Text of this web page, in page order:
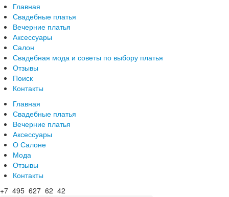
Главная
Свадебные платья
Вечерние платья
Аксессуары
Салон
Свадебная мода и советы по выбору платья
Отзывы
Поиск
Контакты
Главная
Свадебные платья
Вечерние платья
Аксессуары
О Салоне
Мода
Отзывы
Контакты
+7 495 627 62 42